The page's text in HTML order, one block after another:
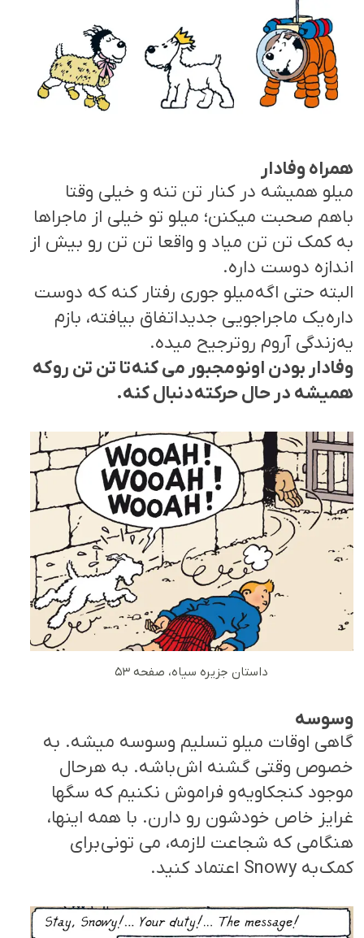
همراه وفادار
میلو همیشه در کنار تن تنه و خیلی وقتا
باهم صحبت میکنن؛ میلو تو خیلی از ماجراها
به کمک تن تن میاد و واقعا تن تن رو بیش از
اندازه دوست داره.
البته حتی اگه میلو جوری رفتار کنه که دوست
داره یک ماجراجویی جدید اتفاق بیافته، بازم
یه زندگی آروم رو ترجیح میده.
وفادار بودن اونو مجبور می کنه تا تن تن رو که
همیشه در حال حرکته دنبال کنه.
داستان جزیره سیاه، صفحه ۵۳
وسوسه
گاهی اوقات میلو تسلیم وسوسه میشه. به
خصوص وقتی گشنه اش باشه. به هرحال
موجود کنجکاویه و فراموش نکنیم که سگها
غرایز خاص خودشون رو دارن. با همه اینها،
هنگامی که شجاعت لازمه، می تونی برای
کمک به Snowy اعتماد کنید.